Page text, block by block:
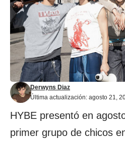
Última actualización: agosto 21,
Derwyns Diaz
HYBE presentó en
primer grupo de chicos